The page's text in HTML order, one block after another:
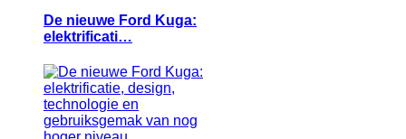
De nieuwe Ford Kuga:
elektrificati…